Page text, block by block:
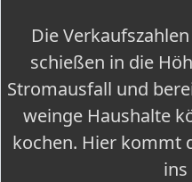
Die
schießen in die
Stromausfall und
weinge Haushalte
kochen. Hier kommt
ins